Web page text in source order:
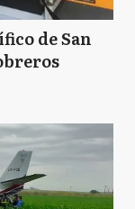
de San